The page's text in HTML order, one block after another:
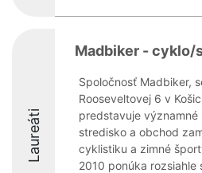
Laureáti
Madbiker - cyklo/
Spoločnosť Madbiker,
Rooseveltovej 6 v
predstavuje významné
stredisko a obchod
cyklistiku a zimné
2010 ponúka rozsiahle